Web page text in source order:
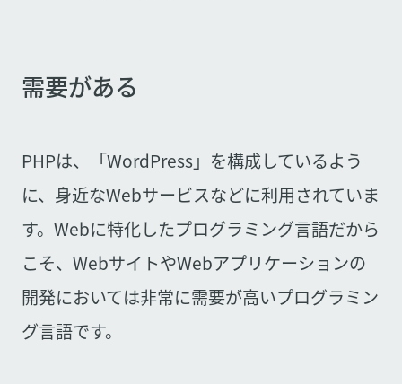
需要がある
PHPは、「WordPress」を構成しているよう
に、身近なWebサービスなどに利用されていま
す。Webに特化したプログラミング言語だから
こそ、WebサイトやWebアプリケーションの
開発においては非常に需要が高いプログラミン
グ言語です。